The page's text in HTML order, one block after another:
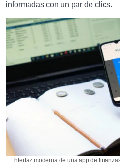
informadas con un par de clics.
Interfaz moderna de una app de